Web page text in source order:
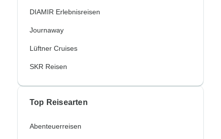
DIAMIR Erlebnisreisen
Journaway
Lüftner Cruises
SKR Reisen
Top Reisearten
Abenteuerreisen